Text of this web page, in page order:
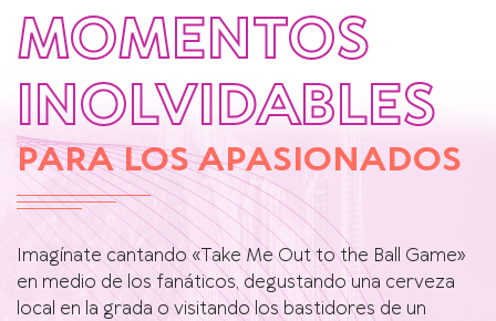
MOMENTOS
INOLVIDABLES
PARA LOS APASIONADOS
Imagínate cantando «Take Me Out to the Ball Game»
en medio de los fanáticos, degustando una cerveza
local en la grada o visitando los bastidores de un